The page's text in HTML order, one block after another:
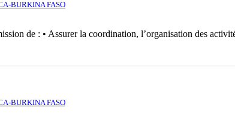
BURKINA FASO
de : • Assurer la coordination, l’organisation des
BURKINA FASO